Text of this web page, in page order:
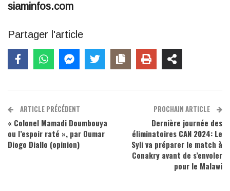
siaminfos.com
Partager l'article
ARTICLE PRÉCÉDENT
« Colonel Mamadi Doumbouya
ou l’espoir raté », par Oumar
Diogo Diallo (opinion)
PROCHAIN ARTICLE
Dernière journée des
éliminatoires CAN 2024: Le
Syli va préparer le match à
Conakry avant de s’envoler
pour le Malawi